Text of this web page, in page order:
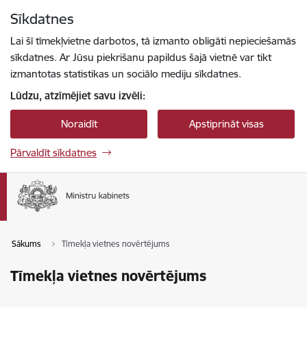
Sīkdatnes
Lai šī tīmekļvietne darbotos, tā izmanto obligāti nepieciešamās
sīkdatnes. Ar Jūsu piekrišanu papildus šajā vietnē var tikt
izmantotas statistikas un sociālo mediju sīkdatnes.
Lūdzu, atzīmējiet savu izvēli:
Noraidīt Apstiprināt visas
Pārvaldīt sīkdatnes
Sākums Tīmekļa vietnes novērtējums
Tīmekļa vietnes novērtējums